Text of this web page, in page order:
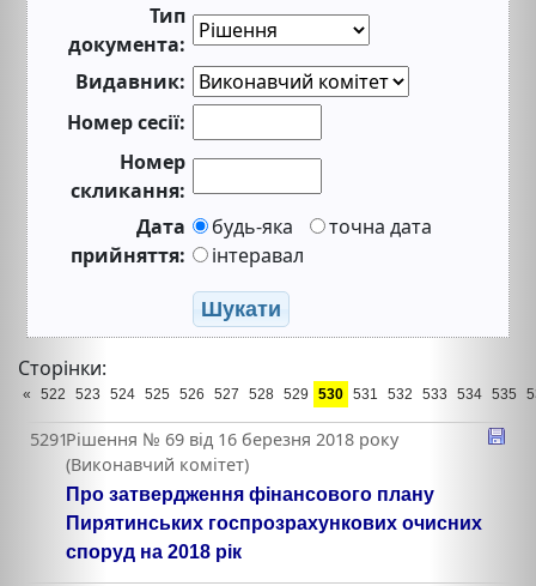
Тип
документа:
Видавник:
Номер сесії:
Номер
скликання:
Дата
прийняття:
будь-яка
точна дата
інтеравал
Шукати
Сторінки:
« 522 523 524 525 526 527 528 529 530 531 532 533 534 535
5291Рішення № 69 від 16 березня 2018 року
(Виконавчий комітет)
Про затвердження фінансового плану
Пирятинських госпрозрахункових очисних
споруд на 2018 рік